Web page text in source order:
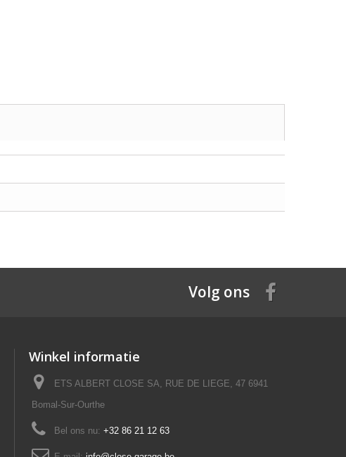
Volg ons
Winkel informatie
ETS ALBERT CLOSE SA, RUE DE LIEGE, 47 6941
Bomal-Sur-Ourthe
Bel ons nu: +32 86 21 12 63